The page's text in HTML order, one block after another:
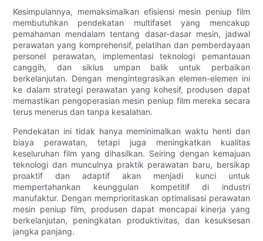
Kesimpulannya, memaksimalkan efisiensi mesin peniup film
membutuhkan pendekatan multifaset yang mencakup
pemahaman mendalam tentang dasar-dasar mesin, jadwal
perawatan yang komprehensif, pelatihan dan pemberdayaan
personel perawatan, implementasi teknologi pemantauan
canggih, dan siklus umpan balik untuk perbaikan
berkelanjutan. Dengan mengintegrasikan elemen-elemen ini
ke dalam strategi perawatan yang kohesif, produsen dapat
memastikan pengoperasian mesin peniup film mereka secara
terus menerus dan tanpa kesalahan.
Pendekatan ini tidak hanya meminimalkan waktu henti dan
biaya perawatan, tetapi juga meningkatkan kualitas
keseluruhan film yang dihasilkan. Seiring dengan kemajuan
teknologi dan munculnya praktik perawatan baru, bersikap
proaktif dan adaptif akan menjadi kunci untuk
mempertahankan keunggulan kompetitif di industri
manufaktur. Dengan memprioritaskan optimalisasi perawatan
mesin peniup film, produsen dapat mencapai kinerja yang
berkelanjutan, peningkatan produktivitas, dan kesuksesan
jangka panjang.